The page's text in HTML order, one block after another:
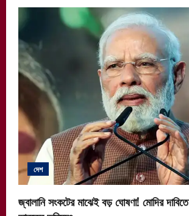
দেশ
জ্বালানি সংকটের মাঝেই বড় ঘোষণা! মোদির